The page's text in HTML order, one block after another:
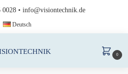
0028• info@visiontechnik.de
Deutsch
0